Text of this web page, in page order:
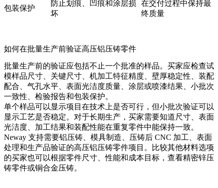
包装保护
防止划痕、凹痕和涂层损
坏
在交付过程中保持最
终质量
如何在批量生产前验证高压铝压铸零件
批量生产前的验证应包括不止一个批准的样品。买家应检查试
模样品尺寸、关键尺寸、机加工特征精度、壁厚稳定性、装配
配合、气孔水平、表面光洁度质量、涂层或喷漆结果、小批次
一致性、检验报告和包装保护。
单个样品可以显示项目在技术上是否可行，但小批次验证可以
显示工艺是否稳定。对于长期生产，买家需要知道尺寸、表面
光洁度、加工结果和装配性能在重复零件中能保持一致。
Neway 支持需要铝压铸、模具制造、压铸后 CNC 加工、表面
处理和生产品验证的高压铝压铸零件项目。比较其他材料选项
的买家也可以根据零件尺寸、性能和成本目标，查看精密锌压
铸零件或铜合金压铸。